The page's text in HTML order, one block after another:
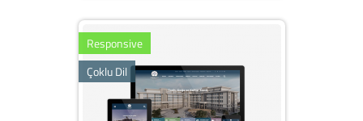
Responsive
Çoklu Dil